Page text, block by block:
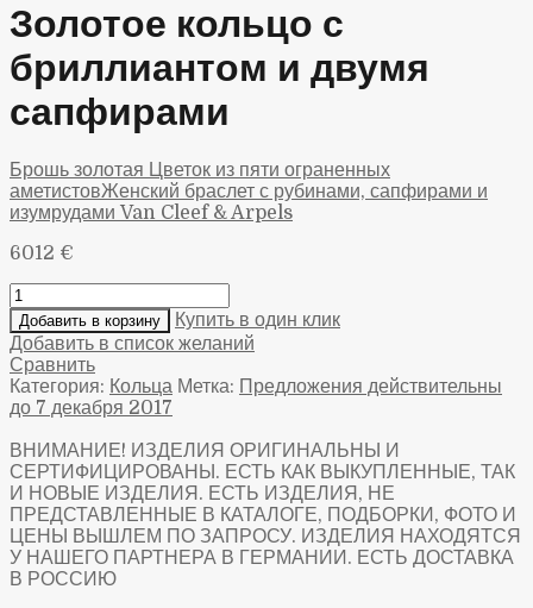
Золотое кольцо с
бриллиантом и двумя
сапфирами
Брошь золотая Цветок из пяти ограненных
аметистовЖенский браслет с рубинами, сапфирами и
изумрудами Van Cleef & Arpels
6012 €
Добавить в корзину
Купить в один клик
Добавить в список желаний
Сравнить
Категория: Кольца Метка: Предложения действительны
до 7 декабря 2017
ВНИМАНИЕ! ИЗДЕЛИЯ ОРИГИНАЛЬНЫ И
СЕРТИФИЦИРОВАНЫ. ЕСТЬ КАК ВЫКУПЛЕННЫЕ, ТАК
И НОВЫЕ ИЗДЕЛИЯ. ЕСТЬ ИЗДЕЛИЯ, НЕ
ПРЕДСТАВЛЕННЫЕ В КАТАЛОГЕ, ПОДБОРКИ, ФОТО И
ЦЕНЫ ВЫШЛЕМ ПО ЗАПРОСУ. ИЗДЕЛИЯ НАХОДЯТСЯ
У НАШЕГО ПАРТНЕРА В ГЕРМАНИИ. ЕСТЬ ДОСТАВКА
В РОССИЮ